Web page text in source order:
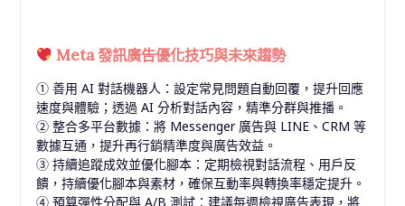
Meta 發訊廣告優化技巧與未來趨勢
① 善用 AI 對話機器人：設定常見問題自動回覆，提升回應
速度與體驗；透過 AI 分析對話內容，精準分群與推播。
② 整合多平台數據：將 Messenger 廣告與 LINE、CRM 等
數據互通，提升再行銷精準度與廣告效益。
③ 持續追蹤成效並優化腳本：定期檢視對話流程、用戶反
饋，持續優化腳本與素材，確保互動率與轉換率穩定提升。
④ 預算彈性分配與 A/B 測試：建議每週檢視廣告表現，將